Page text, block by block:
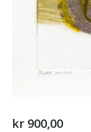
kr 900,00